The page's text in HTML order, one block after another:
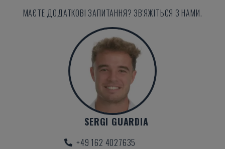
МАЄТЕ ДОДАТКОВІ ЗАПИТАННЯ? ЗВ'ЯЖІТЬСЯ З НАМИ.
SERGI GUARDIA
+49 162 4027635